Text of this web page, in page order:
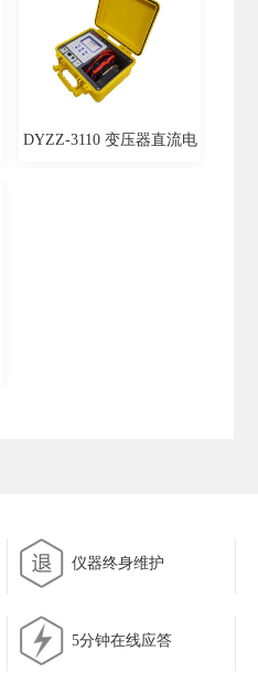
DYZZ-3110 变压器直流电
仪器终身维护
5分钟在线应答